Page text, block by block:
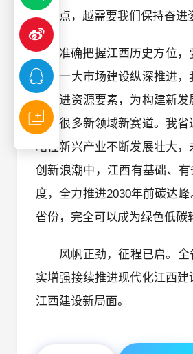
史节点，越需要我们保持奋进
准确把握江西历史方位
国统一大市场建设纵深推进
聚先进资源要素，为构建新发
催生很多新领域新赛道。我
略性新兴产业不断发展壮大
创新浪潮中，江西有基础、
度，全力推进2030年前碳达
省份，完全可以成为绿色低碳
风帆正劲，征程已启。
实增强接续推进现代化江西
江西建设新局面。